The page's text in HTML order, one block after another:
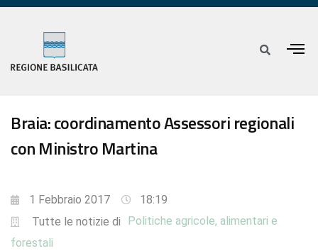
Braia: coordinamento Assessori regionali
con Ministro Martina
1 Febbraio 2017
18:19
Tutte le notizie di
Politiche agricole, alimentari e
forestali